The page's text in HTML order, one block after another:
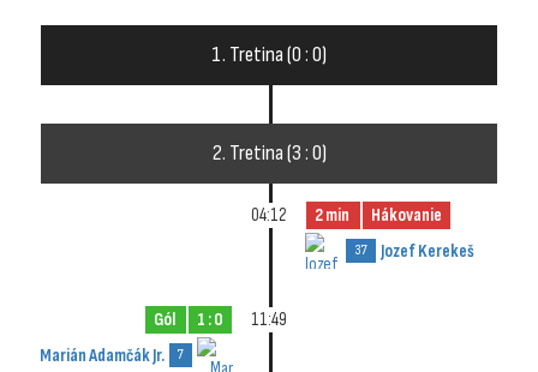
1. Tretina (0 : 0)
2. Tretina (3 : 0)
04:12 2 min Hákovanie
37 Jozef Kerekeš
11:49
Gól 1 : 0
7
Marián Adamčák Jr.